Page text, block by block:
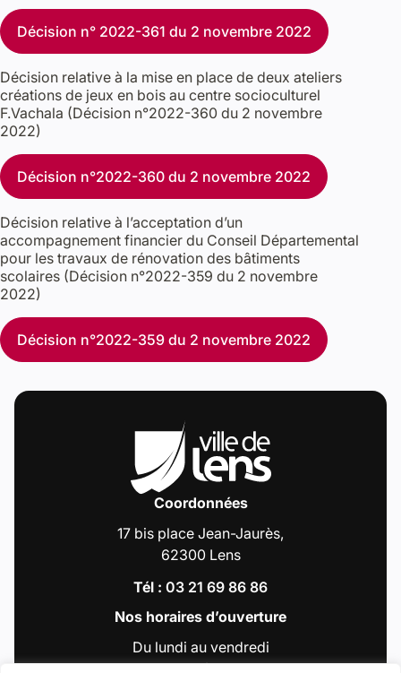
Décision n° 2022-361 du 2 novembre 2022
Décision relative à la mise en place de deux ateliers
créations de jeux en bois au centre socioculturel
F.Vachala (Décision n°2022-360 du 2 novembre
2022)
Décision n°2022-360 du 2 novembre 2022
Décision relative à l’acceptation d’un
accompagnement financier du Conseil Départemental
pour les travaux de rénovation des bâtiments
scolaires (Décision n°2022-359 du 2 novembre
2022)
Décision n°2022-359 du 2 novembre 2022
Coordonnées
17 bis place Jean-Jaurès,
62300 Lens
Tél : 03 21 69 86 86
Nos horaires d’ouverture
Du lundi au vendredi
de 9h00 à 12h30